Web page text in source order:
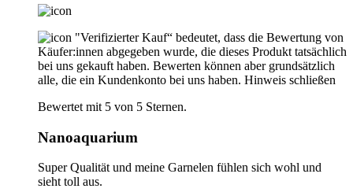
"Verifizierter Kauf“ bedeutet, dass die Bewertung von
Käufer:innen abgegeben wurde, die dieses Produkt tatsächlich
bei uns gekauft haben. Bewerten können aber grundsätzlich
alle, die ein Kundenkonto bei uns haben. Hinweis schließen
Bewertet mit 5 von 5 Sternen.
Nanoaquarium
Super Qualität und meine Garnelen fühlen sich wohl und
sieht toll aus.